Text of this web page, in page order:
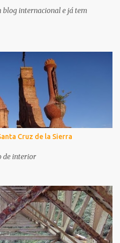
blog internacional e já tem
Cruz de la Sierra
de interior